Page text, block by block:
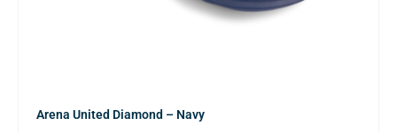
Arena United Diamond – Navy